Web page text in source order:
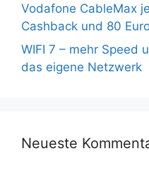
Vodafone CableMax
Cashback und 80
WIFI 7 – mehr Speed
das eigene Netzwerk
Neueste